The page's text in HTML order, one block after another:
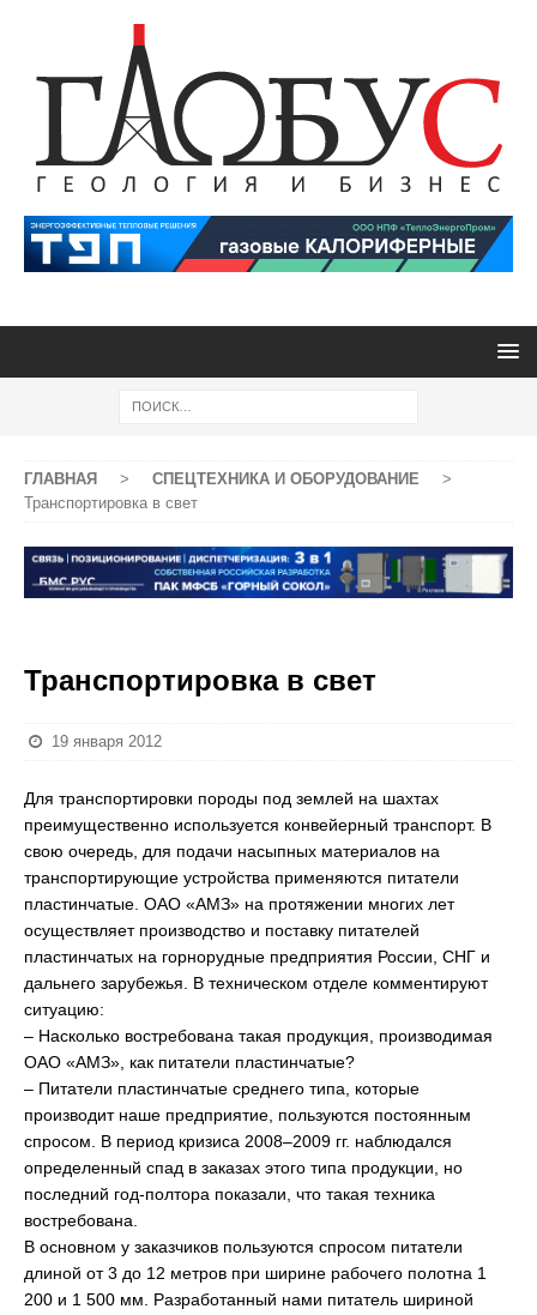
ГЛАВНАЯ > СПЕЦТЕХНИКА И ОБОРУДОВАНИЕ
>
Транспортировка в свет
Транспортировка в свет
19 января 2012
Для транспортировки породы под землей на шахтах
преимущественно используется конвейерный транспорт. В
свою очередь, для подачи насыпных материалов на
транспортирующие устройства применяются питатели
пластинчатые. ОАО «АМЗ» на протяжении многих лет
осуществляет производство и поставку питателей
пластинчатых на горнорудные предприятия России, СНГ и
дальнего зарубежья. В техническом отделе комментируют
ситуацию:
– Насколько востребована такая продукция, производимая
ОАО «АМЗ», как питатели пластинчатые?
– Питатели пластинчатые среднего типа, которые
производит наше предприятие, пользуются постоянным
спросом. В период кризиса 2008–2009 гг. наблюдался
определенный спад в заказах этого типа продукции, но
последний год-полтора показали, что такая техника
востребована.
В основном у заказчиков пользуются спросом питатели
длиной от 3 до 12 метров при ширине рабочего полотна 1
200 и 1 500 мм. Разработанный нами питатель шириной